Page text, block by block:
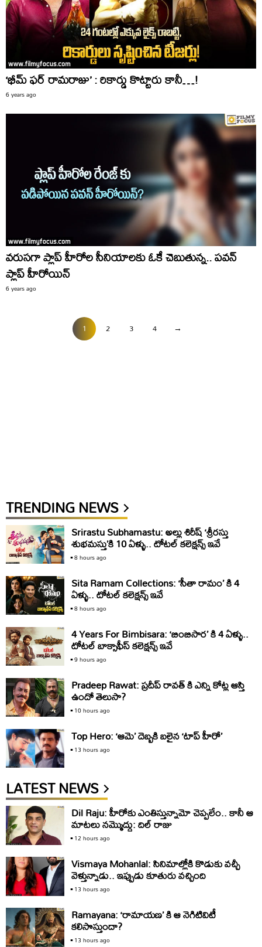
‘భీమ్ ఫర్ రామరాజు’ : రికార్డు కొట్టారు కానీ…!
6 years ago
వరుసగా ప్లాప్ హీరోల సీనియాలకు ఓకే చెబుతున్న.. పవన్
ప్లాప్ హీరోయిన్
6 years ago
1 2 3 4 →
TRENDING NEWS
Srirastu Subhamastu: అల్లు శిరీష్ ‘శ్రీరస్తు
శుభమస్తు’కి 10 ఏళ్ళు.. టోటల్ కలెక్షన్స్ ఇవే
8 hours ago
Sita Ramam Collections: ‘సీతా రామం’ కి 4
ఏళ్ళు.. టోటల్ కలెక్షన్స్ ఇవే
8 hours ago
4 Years For Bimbisara: ‘బింబిసార’ కి 4 ఏళ్ళు..
టోటల్ బాక్సాఫీస్ కలెక్షన్స్ ఇవే
9 hours ago
Pradeep Rawat: ప్రదీప్ రావత్ కి ఎన్ని కోట్ల ఆస్తి
ఉందో తెలుసా?
10 hours ago
Top Hero: ‘ఆమె’ దెబ్బకి బలైన ‘టాప్ హీరో’
13 hours ago
LATEST NEWS
Dil Raju: హీరోకు ఎంతిస్తున్నామో చెప్పలేం.. కానీ ఆ
మాటలు నమ్మొద్దు: దిల్‌ రాజు
12 hours ago
Vismaya Mohanlal: సినిమాల్లోకి కొడుకు వచ్చీ
వెళ్తున్నాడు.. ఇప్పుడు కూతురు వచ్చింది
13 hours ago
Ramayana: ‘రామాయ‌ణ’ కి ఆ నెగిటివిటీ
కలిసొస్తుందా?
13 hours ago